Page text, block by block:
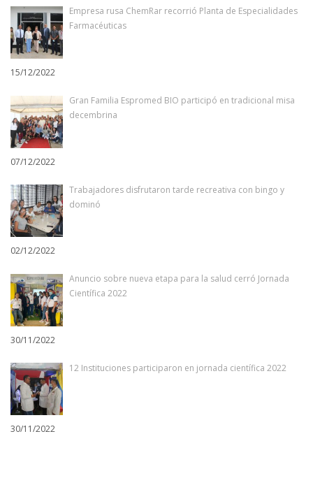
Empresa rusa ChemRar recorrió Planta de Especialidades
Farmacéuticas
15/12/2022
Gran Familia Espromed BIO participó en tradicional misa
decembrina
07/12/2022
Trabajadores disfrutaron tarde recreativa con bingo y
dominó
02/12/2022
Anuncio sobre nueva etapa para la salud cerró Jornada
Científica 2022
30/11/2022
12 Instituciones participaron en jornada científica 2022
30/11/2022